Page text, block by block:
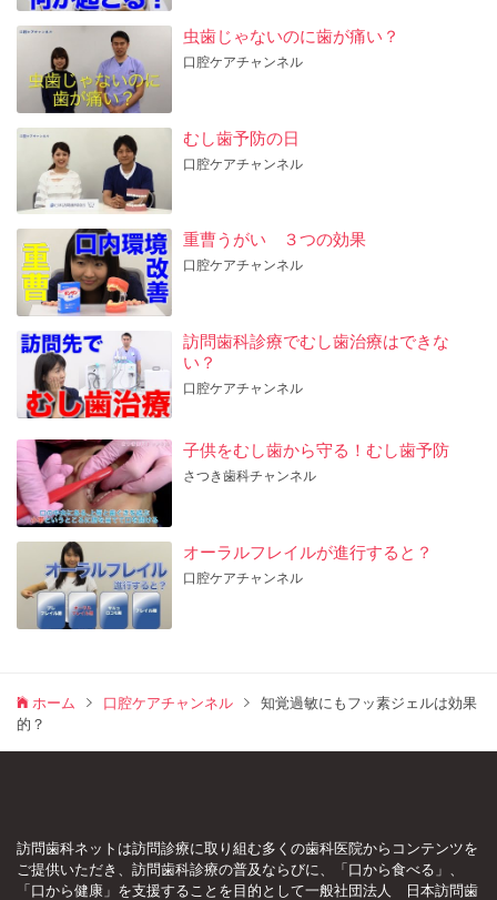
虫歯じゃないのに歯が痛い？
口腔ケアチャンネル
むし歯予防の日
口腔ケアチャンネル
重曹うがい ３つの効果
口腔ケアチャンネル
訪問歯科診療でむし歯治療はできな
い？
口腔ケアチャンネル
子供をむし歯から守る！むし歯予防
さつき歯科チャンネル
オーラルフレイルが進行すると？
口腔ケアチャンネル
ホーム 口腔ケアチャンネル
知覚過敏にもフッ素ジェルは効果
的？
訪問歯科ネットは訪問診療に取り組む多くの歯科医院からコンテンツを
ご提供いただき、訪問歯科診療の普及ならびに、「口から食べる」、
「口から健康」を支援することを目的として一般社団法人 日本訪問歯